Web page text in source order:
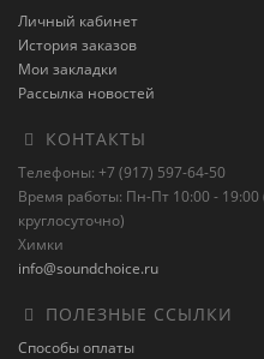
Личный кабинет
История заказов
Мои закладки
Рассылка новостей
КОНТАКТЫ
Телефоны: +7 (917) 597-64-50
Время работы: Пн-Пт 10:00 -
круглосуточно)
Химки
info@soundchoice.ru
ПОЛЕЗНЫЕ ССЫЛКИ
Способы оплаты